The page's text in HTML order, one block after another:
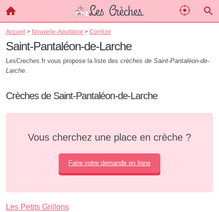
Accueil > Nouvelle-Aquitaine > Corrèze
Saint-Pantaléon-de-Larche
LesCreches.fr vous propose la liste des crèches de Saint-Pantaléon-de-
Larche.
Crèches de Saint-Pantaléon-de-Larche
Vous cherchez une place en crèche ?
Faire votre demande en ligne
Les Petits Grillons